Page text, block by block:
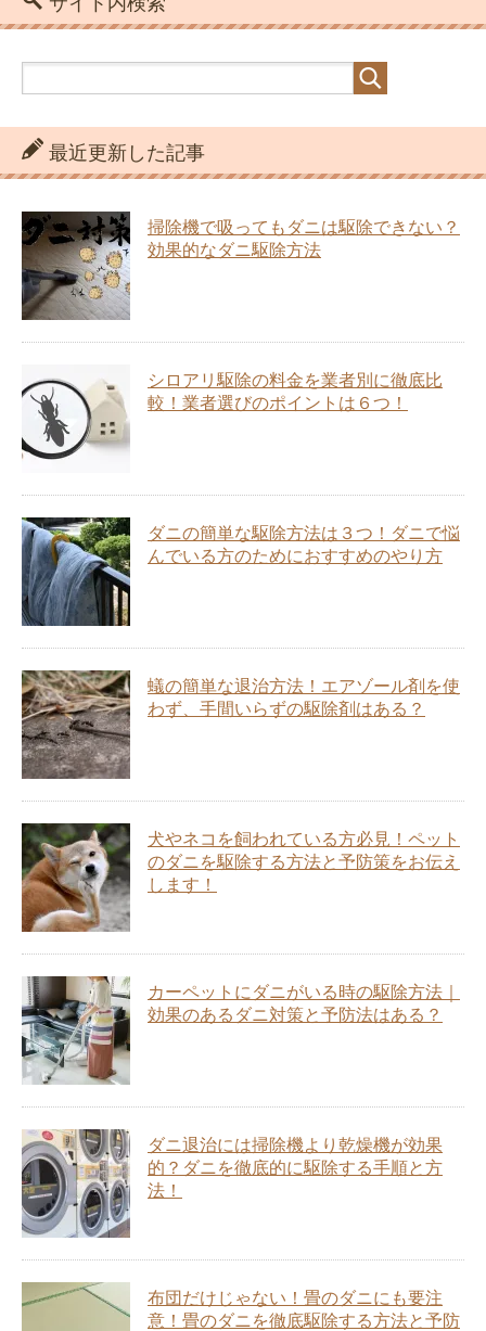
最近更新した記事
掃除機で吸ってもダニは駆除できない？
効果的なダニ駆除方法
シロアリ駆除の料金を業者別に徹底比
較！業者選びのポイントは６つ！
ダニの簡単な駆除方法は３つ！ダニで悩
んでいる方のためにおすすめのやり方
蟻の簡単な退治方法！エアゾール剤を使
わず、手間いらずの駆除剤はある？
犬やネコを飼われている方必見！ペット
のダニを駆除する方法と予防策をお伝え
します！
カーペットにダニがいる時の駆除方法｜
効果のあるダニ対策と予防法はある？
ダニ退治には掃除機より乾燥機が効果
的？ダニを徹底的に駆除する手順と方
法！
布団だけじゃない！畳のダニにも要注
意！畳のダニを徹底駆除する方法と予防